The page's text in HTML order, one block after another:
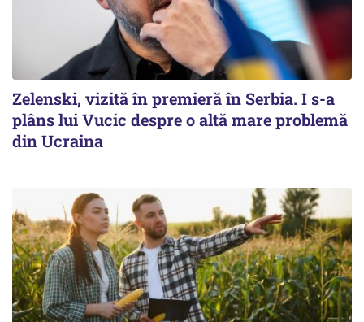
Zelenski, vizită în premieră în Serbia. I s-a
plâns lui Vucic despre o altă mare problemă
din Ucraina